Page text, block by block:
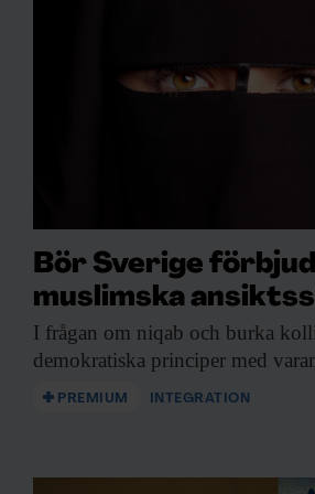
Bör Sverige
muslimska
I frågan om niqab och burka
demokratiska principer med
PREMIUM INTEGRATION